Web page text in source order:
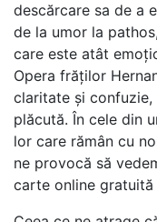
descărcare sa de a
de la umor la
care este atât
Opera frăților
claritate și
plăcută. În cele din
lor care rămân cu
ne provocă să
carte online